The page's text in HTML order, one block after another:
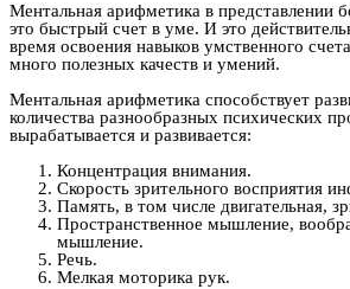
Ментальная арифметика в представлении
это быстрый счет в уме. И это
время освоения навыков умственного
много полезных качеств и умений.
Ментальная арифметика способствует
количества разнообразных психических
вырабатывается и развивается:
Концентрация внимания.
Скорость зрительного восприятия
Память, в том числе двигательная,
Пространственное мышление,
мышление.
Речь.
Мелкая моторика рук.